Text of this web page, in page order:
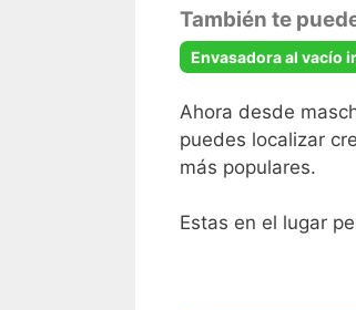
También te
Envasadora al vacío
Ahora desde
puedes localizar
más populares.
Estas en el lugar